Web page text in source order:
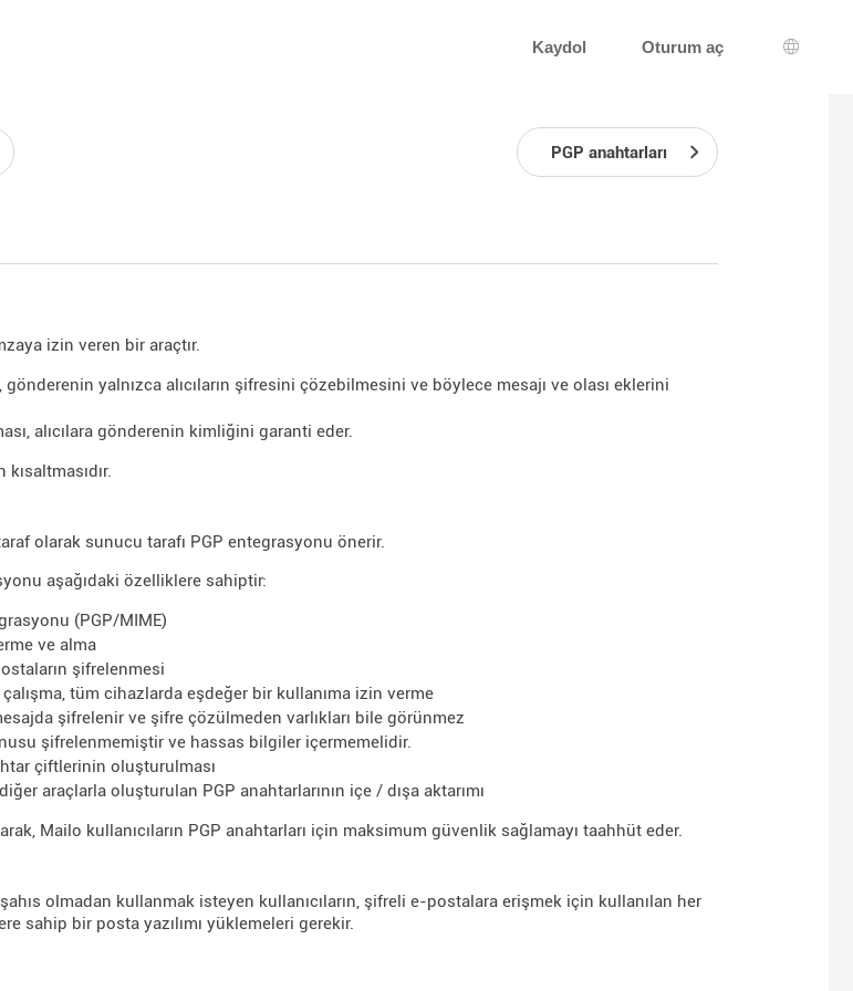
Kaydol Oturum aç
Dil
PGP anahtarları
izin veren bir araçtır.
gönderenin yalnızca alıcıların şifresini çözebilmesini ve böylece mesajı ve olası eklerini
alıcılara gönderenin kimliğini garanti eder.
olarak sunucu tarafı PGP entegrasyonu önerir.
aşağıdaki özelliklere sahiptir:
(PGP/MIME)
ve alma
şifrelenmesi
tüm cihazlarda eşdeğer bir kullanıma izin verme
şifrelenir ve şifre çözülmeden varlıkları bile görünmez
şifrelenmemiştir ve hassas bilgiler içermemelidir.
çiftlerinin oluşturulması
araçlarla oluşturulan PGP anahtarlarının içe / dışa aktarımı
Mailo kullanıcıların PGP anahtarları için maksimum güvenlik sağlamayı taahhüt eder.
olmadan kullanmak isteyen kullanıcıların, şifreli e-postalara erişmek için kullanılan her
sahip bir posta yazılımı yüklemeleri gerekir.